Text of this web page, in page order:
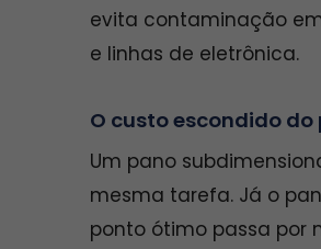
evita contaminação
e linhas de eletrônica.
O custo escondido
Um pano
mesma tarefa. Já o
ponto ótimo passa por